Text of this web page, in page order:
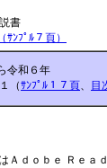
書
（ｻﾝﾌﾟﾙ７頁）
令和６年
（ｻﾝﾌﾟﾙ１７頁、 目
Ａｄｏｂｅ Ｒｅａ